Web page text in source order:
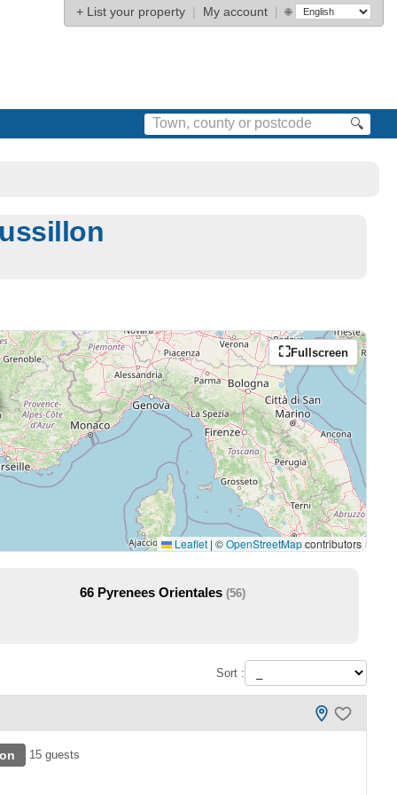
+ List your property | My account | 🌐
🔍
Fullscreen
Leaflet | ©OpenStreetMapcontributors
66 Pyrenees Orientales (56)
Sort :
15 guests